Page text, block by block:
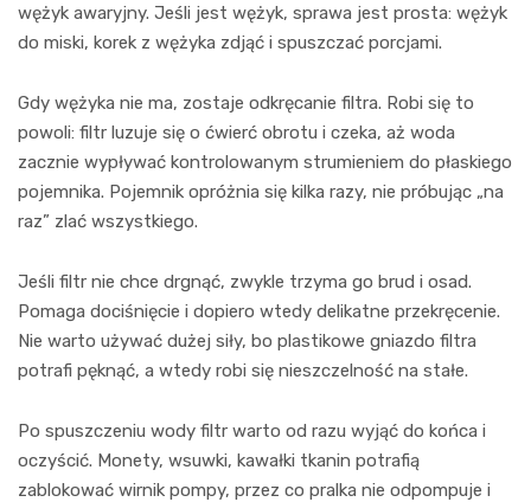
wężyk awaryjny. Jeśli jest wężyk, sprawa jest prosta: wężyk
do miski, korek z wężyka zdjąć i spuszczać porcjami.
Gdy wężyka nie ma, zostaje odkręcanie filtra. Robi się to
powoli: filtr luzuje się o ćwierć obrotu i czeka, aż woda
zacznie wypływać kontrolowanym strumieniem do płaskiego
pojemnika. Pojemnik opróżnia się kilka razy, nie próbując „na
raz” zlać wszystkiego.
Jeśli filtr nie chce drgnąć, zwykle trzyma go brud i osad.
Pomaga dociśnięcie i dopiero wtedy delikatne przekręcenie.
Nie warto używać dużej siły, bo plastikowe gniazdo filtra
potrafi pęknąć, a wtedy robi się nieszczelność na stałe.
Po spuszczeniu wody filtr warto od razu wyjąć do końca i
oczyścić. Monety, wsuwki, kawałki tkanin potrafią
zablokować wirnik pompy, przez co pralka nie odpompuje i